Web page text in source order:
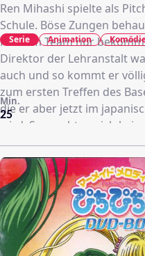
Ren Mihashi spielte als
Schule. Böse Zungen
Platz im Team nur
Direktor der Lehranstalt war. Ren selbst glaubt
auch und so kommt er
zum ersten Treffen des
die er aber jetzt im
wird. So macht er sich
Pitcher angenommen zu
einzige Anwesende, der
hat und die Managerin
ihn, wie es der Catcher
25
Min.
Serie Animation